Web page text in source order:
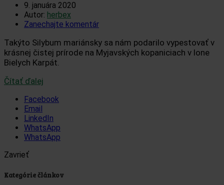
9. januára 2020
Autor: herbex
Zanechajte komentár
Takýto Silybum mariánsky sa nám podarilo vypestovať v
krásnej čistej prírode na Myjavských kopaniciach v lone
Bielych Karpát.
Čítať ďalej
Facebook
Email
LinkedIn
WhatsApp
WhatsApp
Zavrieť
Kategórie článkov